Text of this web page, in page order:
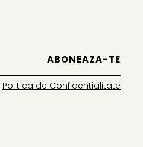
Politica de Confidentialitate